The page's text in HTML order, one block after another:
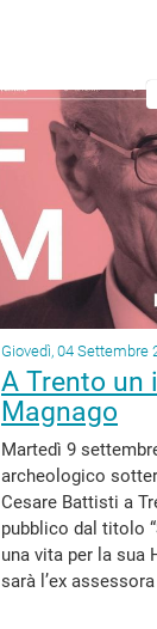
Giovedì, 04 Settembre
A Trento un
Magnago
Martedì 9
archeologico
Cesare Battisti a
pubblico dal titolo
una vita per la sua
sarà l’ex